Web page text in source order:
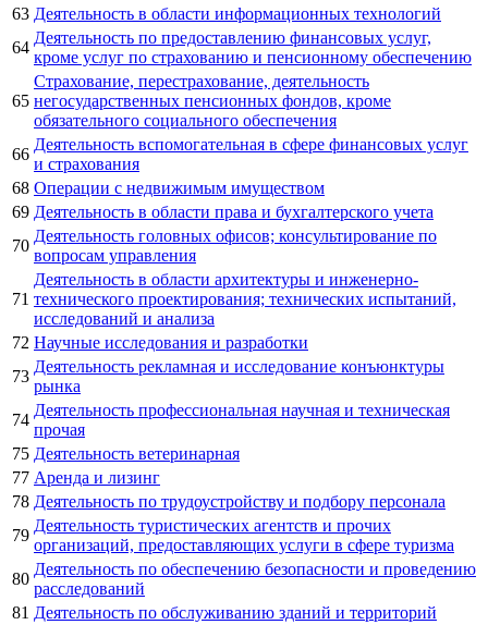
63 Деятельность в области информационных технологий
64
Деятельность по предоставлению финансовых услуг,
кроме услуг по страхованию и пенсионному обеспечению
65
Страхование, перестрахование, деятельность
негосударственных пенсионных фондов, кроме
обязательного социального обеспечения
66
Деятельность вспомогательная в сфере финансовых услуг
и страхования
68 Операции с недвижимым имуществом
69 Деятельность в области права и бухгалтерского учета
70
Деятельность головных офисов; консультирование по
вопросам управления
71
Деятельность в области архитектуры и инженерно-
технического проектирования; технических испытаний,
исследований и анализа
72 Научные исследования и разработки
73
Деятельность рекламная и исследование конъюнктуры
рынка
74
Деятельность профессиональная научная и техническая
прочая
75 Деятельность ветеринарная
77 Аренда и лизинг
78 Деятельность по трудоустройству и подбору персонала
79
Деятельность туристических агентств и прочих
организаций, предоставляющих услуги в сфере туризма
80
Деятельность по обеспечению безопасности и проведению
расследований
81 Деятельность по обслуживанию зданий и территорий